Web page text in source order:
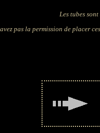
Les tubes
pas la permission de placer